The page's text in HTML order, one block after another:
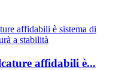
affidabili è...